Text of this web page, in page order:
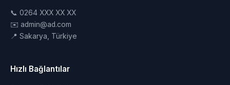
📞 0264 XXX XX XX
✉️ admin@ad.com
📍 Sakarya, Türkiye
Hızlı Bağlantılar